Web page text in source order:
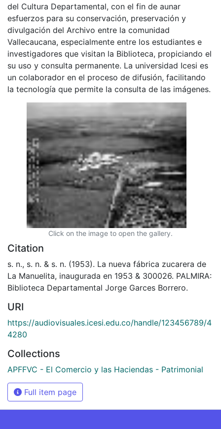
del Cultura Departamental, con el fin de aunar
esfuerzos para su conservación, preservación y
divulgación del Archivo entre la comunidad
Vallecaucana, especialmente entre los estudiantes e
investigadores que visitan la Biblioteca, propiciando el
su uso y consulta permanente. La universidad Icesi es
un colaborador en el proceso de difusión, facilitando
la tecnología que permite la consulta de las imágenes.
Click on the image to open the gallery.
Citation
s. n., s. n. & s. n. (1953). La nueva fábrica zucarera de
La Manuelita, inaugurada en 1953 & 300026. PALMIRA:
Biblioteca Departamental Jorge Garces Borrero.
URI
https://audiovisuales.icesi.edu.co/handle/123456789/4
4280
Collections
APFFVC - El Comercio y las Haciendas - Patrimonial
Full item page